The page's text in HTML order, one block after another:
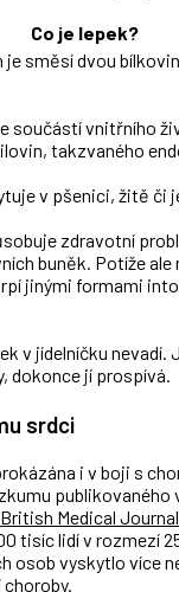
Co je lepek?
je směsí dvou
součástí vnitřního
takzvaného
v pšenici, žitě či
zdravotní
buněk. Potíže
jinými formami
v jídelníčku nevadí.
dokonce jí prospívá.
srdci
i v boji s
publikovaného
British Medical Journal
tisíc lidí v rozmezí
osob vyskytlo více